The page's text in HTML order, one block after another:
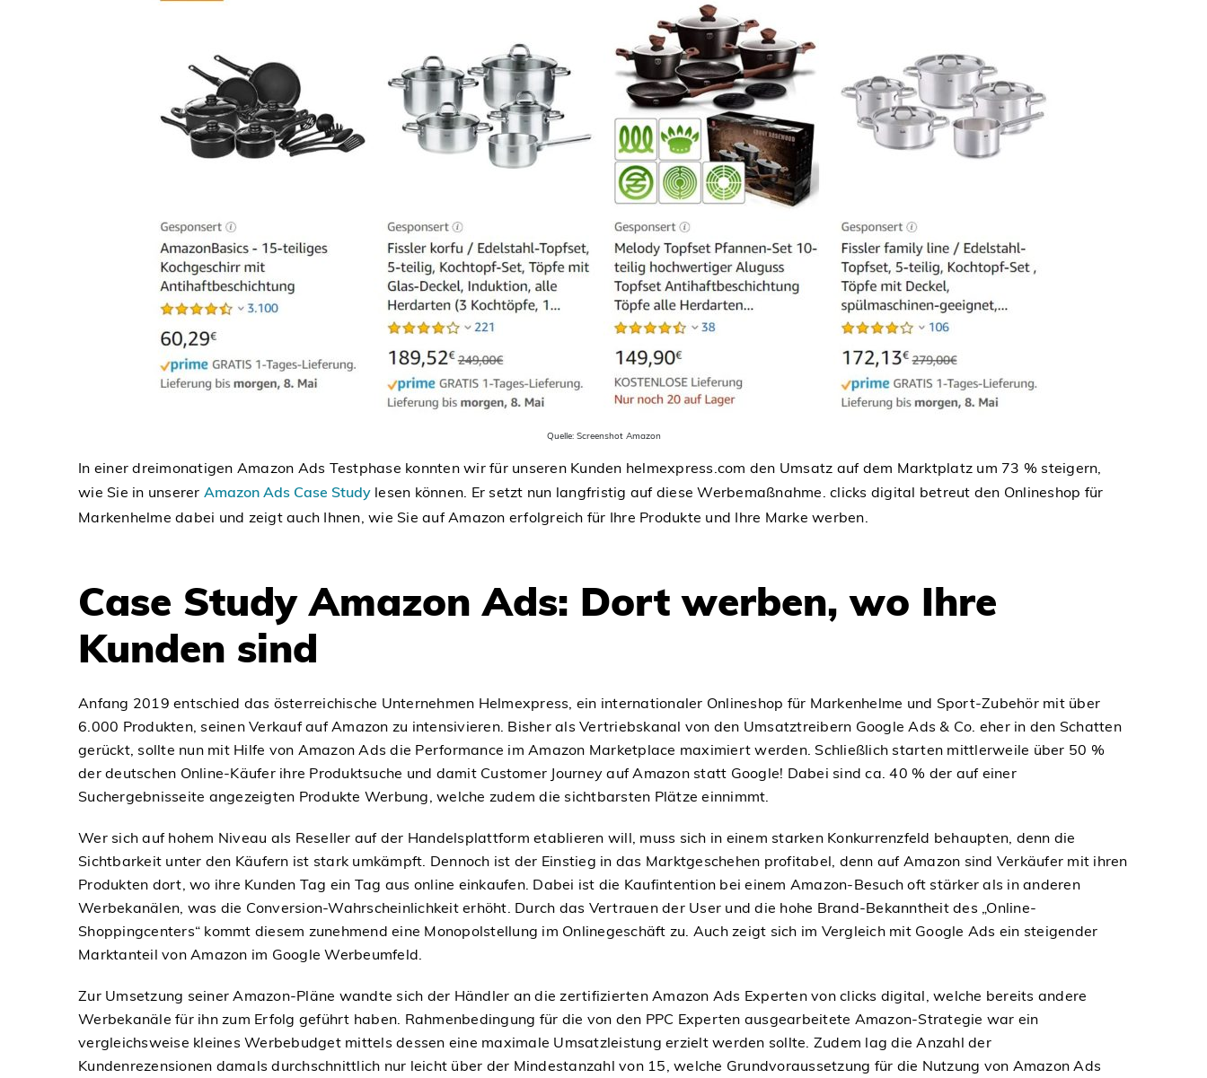
Quelle: Screenshot Amazon
In einer dreimonatigen Amazon Ads Testphase konnten wir für unseren Kunden helmexpress.com den Umsatz auf dem Marktplatz um 73 % steigern,
wie Sie in unserer Amazon Ads Case Studylesen können. Er setzt nun langfristig auf diese Werbemaßnahme. clicks digital betreut den Onlineshop für
Markenhelme dabei und zeigt auch Ihnen, wie Sie auf Amazon erfolgreich für Ihre Produkte und Ihre Marke werben.
Case Study Amazon Ads: Dort werben, wo Ihre
Kunden sind
Anfang 2019 entschied das österreichische Unternehmen Helmexpress, ein internationaler Onlineshop für Markenhelme und Sport-Zubehör mit über
6.000 Produkten, seinen Verkauf auf Amazon zu intensivieren. Bisher als Vertriebskanal von den Umsatztreibern Google Ads & Co. eher in den Schatten
gerückt, sollte nun mit Hilfe von Amazon Ads die Performance im Amazon Marketplace maximiert werden. Schließlich starten mittlerweile über 50 %
der deutschen Online-Käufer ihre Produktsuche und damit Customer Journey auf Amazon statt Google! Dabei sind ca. 40 % der auf einer
Suchergebnisseite angezeigten Produkte Werbung, welche zudem die sichtbarsten Plätze einnimmt.
Wer sich auf hohem Niveau als Reseller auf der Handelsplattform etablieren will, muss sich in einem starken Konkurrenzfeld behaupten, denn die
Sichtbarkeit unter den Käufern ist stark umkämpft. Dennoch ist der Einstieg in das Marktgeschehen profitabel, denn auf Amazon sind Verkäufer mit ihren
Produkten dort, wo ihre Kunden Tag ein Tag aus online einkaufen. Dabei ist die Kaufintention bei einem Amazon-Besuch oft stärker als in anderen
Werbekanälen, was die Conversion-Wahrscheinlichkeit erhöht. Durch das Vertrauen der User und die hohe Brand-Bekanntheit des „Online-
Shoppingcenters“ kommt diesem zunehmend eine Monopolstellung im Onlinegeschäft zu. Auch zeigt sich im Vergleich mit Google Ads ein steigender
Marktanteil von Amazon im Google Werbeumfeld.
Zur Umsetzung seiner Amazon-Pläne wandte sich der Händler an die zertifizierten Amazon Ads Experten von clicks digital, welche bereits andere
Werbekanäle für ihn zum Erfolg geführt haben. Rahmenbedingung für die von den PPC Experten ausgearbeitete Amazon-Strategie war ein
vergleichsweise kleines Werbebudget mittels dessen eine maximale Umsatzleistung erzielt werden sollte. Zudem lag die Anzahl der
Kundenrezensionen damals durchschnittlich nur leicht über der Mindestanzahl von 15, welche Grundvoraussetzung für die Nutzung von Amazon Ads